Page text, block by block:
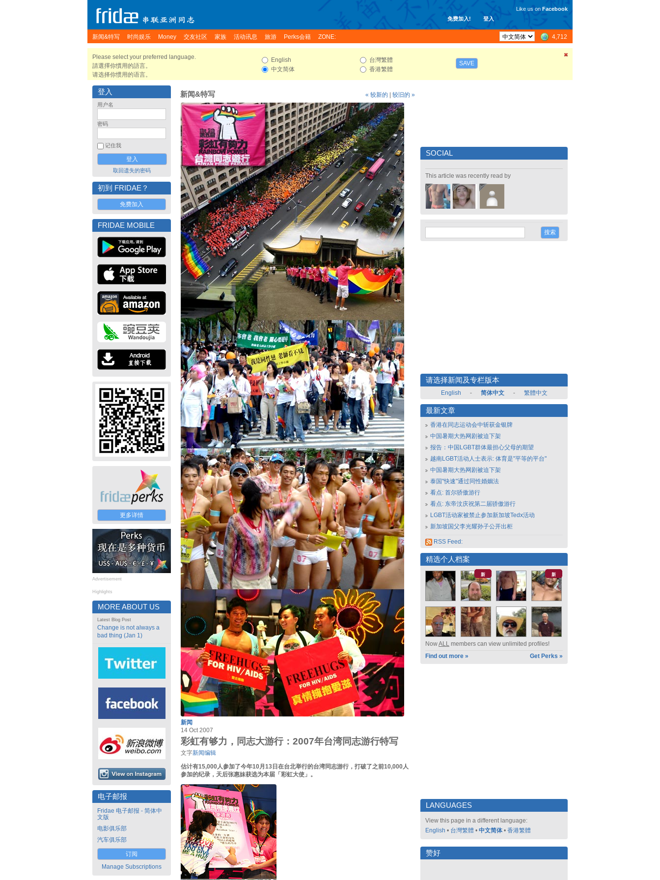
免费加入! 登入
Like us on Facebook
新闻&特写 时尚娱乐 Money 交友社区 家族 活动讯息 旅游 Perks会籍 ZONE: 4,712
Please select your preferred language.
請選擇你慣用的語言。
请选择你惯用的语言。
English
中文简体
台灣繁體
香港繁體
SAVE
登入
用户名
密码
记住我
取回遗失的密码
初到 FRIDAE？
免费加入
FRIDAE MOBILE
更多详情
Advertisement
Highlights
MORE ABOUT US
Latest Blog Post
Change is not always a
bad thing (Jan 1)
电子邮报
Fridae 电子邮报 - 简体中
文版
电影俱乐部
汽车俱乐部
订阅
Manage Subscriptions
新闻&特写 « 较新的 较旧的 »
新闻
14 Oct 2007
彩虹有够力，同志大游行：2007年台湾同志游行特写
文字新闻编辑
估计有15,000人参加了今年10月13日在台北举行的台湾同志游行，打破了之前10,000人
参加的纪录，天后张惠妹获选为本届「彩虹大使」。
SOCIAL
This article was recently read by
请选择新闻及专栏版本
English - 简体中文 - 繁體中文
最新文章
香港在同志运动会中斩获金银牌
中国暑期大热网剧被迫下架
报告：中国LGBT群体最担心父母的期望
越南LGBT活动人士表示: 体育是"平等的平台"
中国暑期大热网剧被迫下架
泰国"快速"通过同性婚姻法
看点: 首尔骄傲游行
看点: 东帝汶庆祝第二届骄傲游行
LGBT活动家被禁止参加新加坡Tedx活动
新加坡国父李光耀孙子公开出柜
RSS Feed:
精选个人档案
新 新
NowALL members can view unlimited profiles!
Find out more »
Get Perks »
LANGUAGES
View this page in a different language:
English • 台灣繁體 • 中文简体 • 香港繁體
赞好